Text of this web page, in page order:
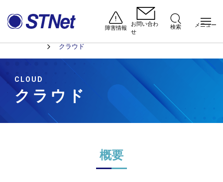
障害情報
お問い合わ
せ
検索 メニュー
STNetのサービスを知る
クラウド
クラウド
CLOUD
概要